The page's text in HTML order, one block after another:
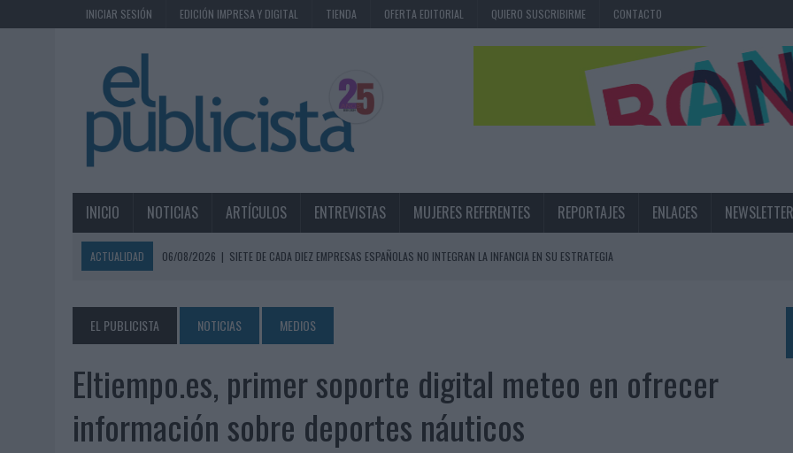
INICIAR SESIÓN EDICIÓN IMPRESA Y DIGITAL TIENDA OFERTA EDITORIAL QUIERO SUSCRIBIRME CONTACTO
INICIO NOTICIAS ARTÍCULOS ENTREVISTAS MUJERES REFERENTES REPORTAJES ENLACES NEWSLETTER
ACTUALIDAD 06/08/2026 | SIETE DE CADA DIEZ EMPRESAS ESPAÑOLAS NO INTEGRAN LA INFANCIA EN SU ESTRATEGIA
06/08/2026 | EL USO DE LA IA GENERATIVA ALCANZA YA AL 62% DE LOS ESPAÑOLES
06/08/2026
SYSTEM1 NOMBRA A KIMBERLY BASTONI COMO NUEVA DIRECTORA COMERCIAL GLOBAL
06/08/2026 | FRIGO Y UNIQLO LANZAN UNA COLECCIÓN PERSONALIZABLE INSPIRADA EN CORNETTO, CALIPPO Y SOLERO
06/08/2026
LA IA ESTÁ SUBIENDO EL LISTÓN DE LA CREATIVIDAD
EL PUBLICISTA NOTICIAS MEDIOS
Eltiempo.es, primer soporte digital meteo en ofrecer
información sobre deportes náuticos